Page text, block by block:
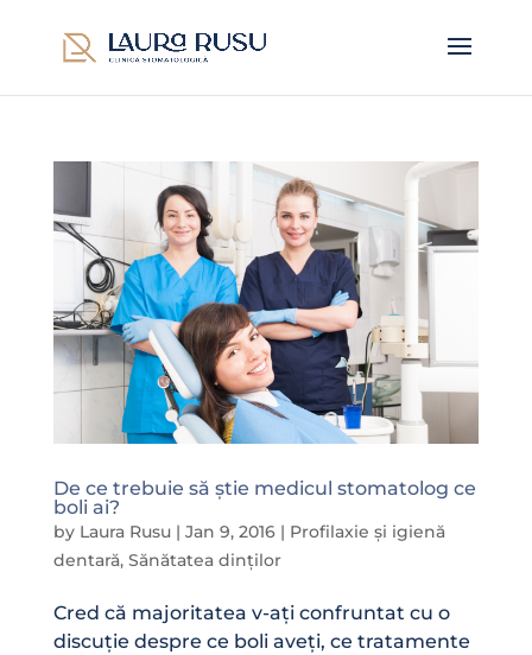
De ce trebuie să știe medicul stomatolog ce
boli ai?
by Laura Rusu| Jan 9, 2016| Profilaxie și igienă
dentară, Sănătatea dinților
Cred că majoritatea v-ați confruntat cu o
discuție despre ce boli aveți, ce tratamente